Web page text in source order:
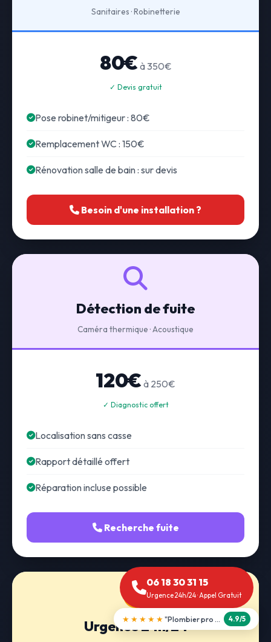
Sanitaires · Robinetterie
80€ à 350€
✓ Devis gratuit
Pose robinet/mitigeur : 80€
Remplacement WC : 150€
Rénovation salle de bain : sur devis
Besoin d'une installation ?
Détection de fuite
Caméra thermique · Acoustique
120€ à 250€
✓ Diagnostic offert
Localisation sans casse
Rapport détaillé offert
Réparation incluse possible
Recherche fuite
Urgence 24h/24
06 18 30 31 15
Urgence 24h/24 · Appel Gratuit
★★★★★ "Débouchage WC en 30 min" 5.0/5